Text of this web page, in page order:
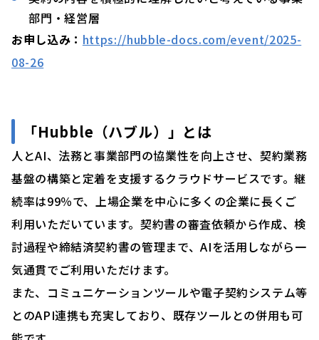
部門・経営層
お申し込み： https://hubble-docs.com/event/2025-
08-26
「Hubble（ハブル）」とは
人とAI、法務と事業部門の協業性を向上させ、契約業務
基盤の構築と定着を支援するクラウドサービスです。継
続率は99％で、上場企業を中心に多くの企業に長くご
利用いただいています。契約書の審査依頼から作成、検
討過程や締結済契約書の管理まで、AIを活用しながら一
気通貫でご利用いただけます。
また、コミュニケーションツールや電子契約システム等
とのAPI連携も充実しており、既存ツールとの併用も可